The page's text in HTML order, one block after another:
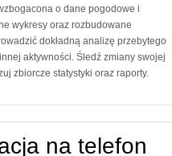
o dane pogodowe i
wykresy oraz rozbudowane
dokładną analizę przebytego
aktywności. Śledź zmiany swojej
zbiorcze statystyki oraz raporty.
na telefon